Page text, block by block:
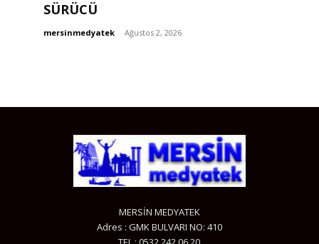
SÜRÜCÜ
mersinmedyatek - Ağustos 2, 2026
MERSİN MEDYATEK
Adres : GMK BULVARI NO: 410